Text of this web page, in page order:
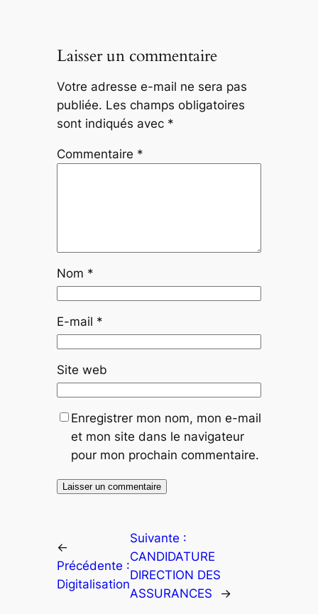
Laisser un commentaire
Votre adresse e-mail ne sera pas
publiée. Les champs obligatoires
sont indiqués avec *
Commentaire *
Nom *
E-mail *
Site web
Enregistrer mon nom, mon e-mail
et mon site dans le navigateur
pour mon prochain commentaire.
←
Précédente :
Digitalisation
Suivante :
CANDIDATURE
DIRECTION DES
ASSURANCES
→